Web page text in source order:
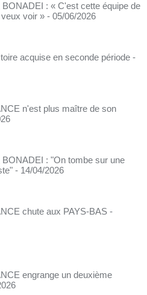
BONADEI : « C'est cette équipe de
voir » - 05/06/2026
acquise en seconde période -
n'est plus maître de son
BONADEI : "On tombe sur une
- 14/04/2026
chute aux PAYS-BAS -
engrange un deuxième